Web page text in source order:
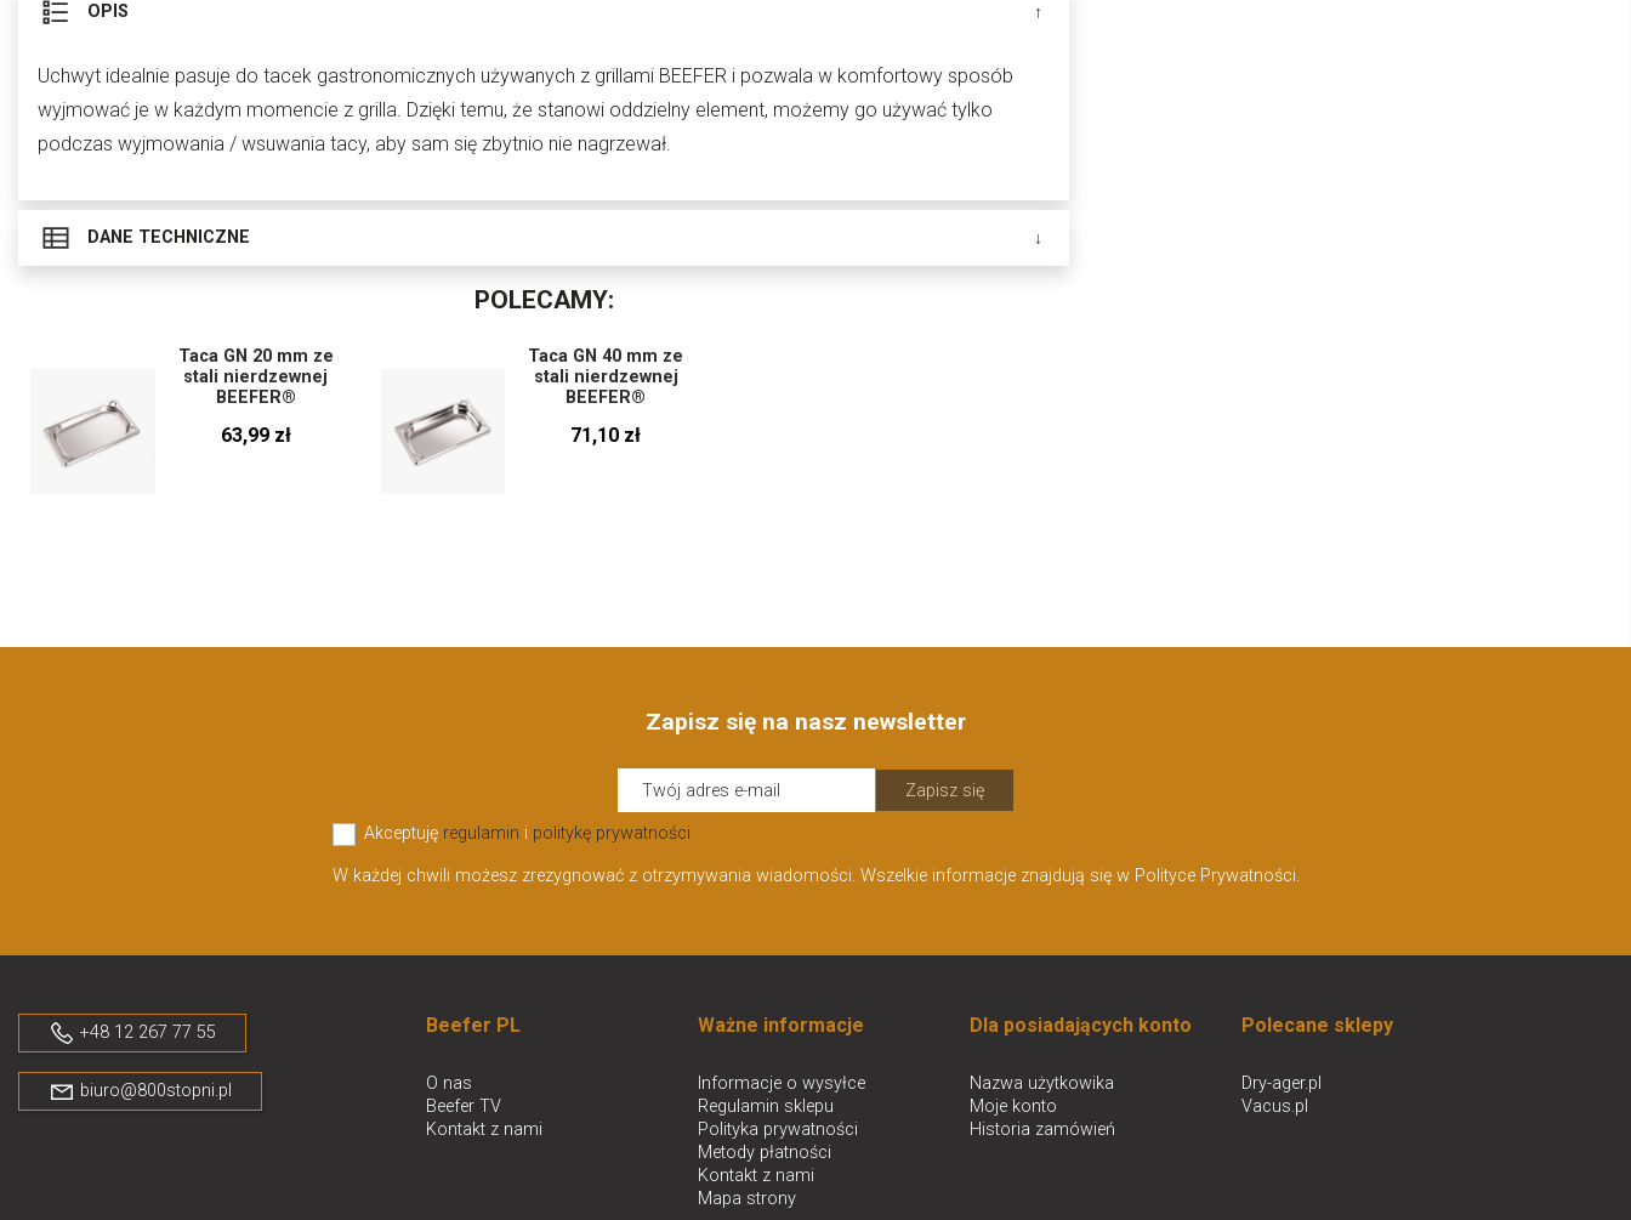
OPIS
Uchwyt idealnie pasuje do tacek gastronomicznych używanych z grillami BEEFER i pozwala w komfortowy sposób
wyjmować je w każdym momencie z grilla. Dzięki temu, że stanowi oddzielny element, możemy go używać tylko
podczas wyjmowania / wsuwania tacy, aby sam się zbytnio nie nagrzewał.
DANE TECHNICZNE
POLECAMY:
Taca GN 20 mm ze
stali nierdzewnej
BEEFER®
63,99 zł
Taca GN 40 mm ze
stali nierdzewnej
BEEFER®
71,10 zł
Zapisz się na nasz newsletter
Zapisz się
Akceptuję regulamin i politykę prywatności
W każdej chwili możesz zrezygnować z otrzymywania wiadomości. Wszelkie informacje znajdują się w Polityce Prywatności.
+48 12 267 77 55
biuro@800stopni.pl
Beefer PL
O nas
Beefer TV
Kontakt z nami
Ważne informacje
Informacje o wysyłce
Regulamin sklepu
Polityka prywatności
Metody płatności
Kontakt z nami
Mapa strony
Dla posiadających konto
Nazwa użytkowika
Moje konto
Historia zamówień
Polecane sklepy
Dry-ager.pl
Vacus.pl